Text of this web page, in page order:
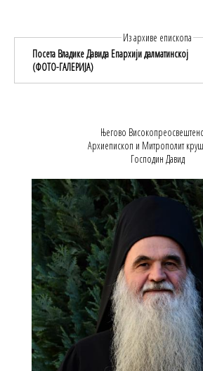
Из архиве епископа
Посета Владике Давида Епархији далматинској
(ФОТО-ГАЛЕРИЈА)
Његово
Архиепископ и Митрополит
Господин Давид